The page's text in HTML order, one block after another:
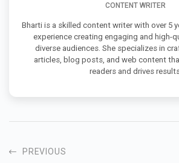
CONTENT WRITER
Bharti is a skilled content writer with over 5
experience creating engaging and high-
diverse audiences. She specializes in
articles, blog posts, and web content
readers and drives
PREVIOUS